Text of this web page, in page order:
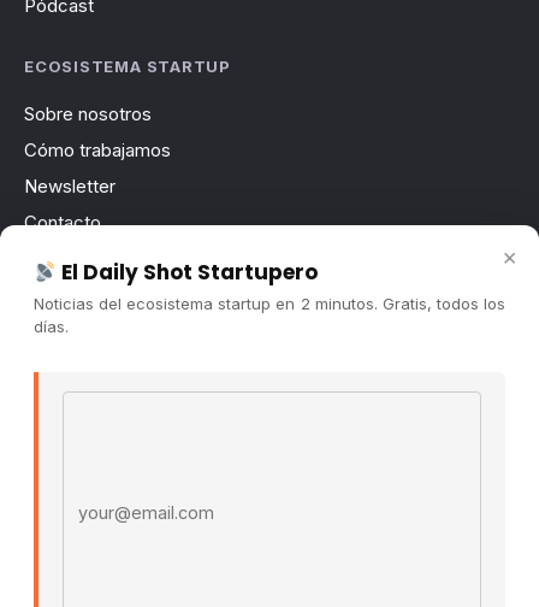
Pódcast
ECOSISTEMA STARTUP
Sobre nosotros
Cómo trabajamos
Newsletter
Contacto
Publicidad
Convocatorias
×
El Daily Shot Startupero
Noticias del ecosistema startup en 2 minutos. Gratis, todos los
días.